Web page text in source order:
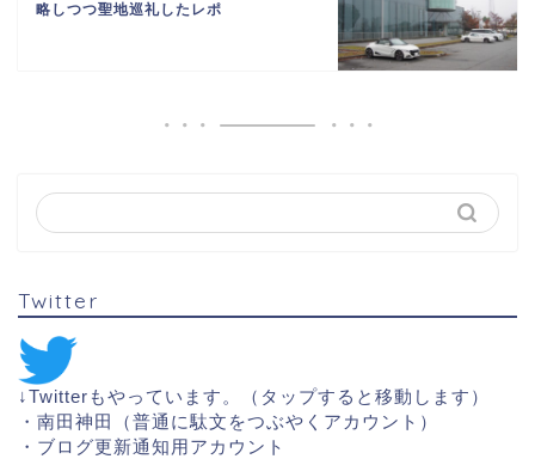
略しつつ聖地巡礼したレポ
Twitter
↓Twitterもやっています。（タップすると移動します）
・ 南田神田（普通に駄文をつぶやくアカウント）
・ ブログ更新通知用アカウント